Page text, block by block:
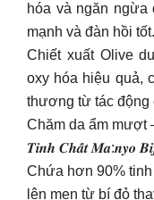
hóa và ngăn ngừa
mạnh và đàn hồi tốt.
Chiết xuất Olive
oxy hóa hiệu quả,
thương từ tác động
Chăm da ẩm mượt
𝑻𝒊𝒏𝒉 𝑪𝒉𝒂̂́𝒕 𝑴𝒂:𝒏𝒚𝒐
Chứa hơn 90%
lên men từ bí đỏ